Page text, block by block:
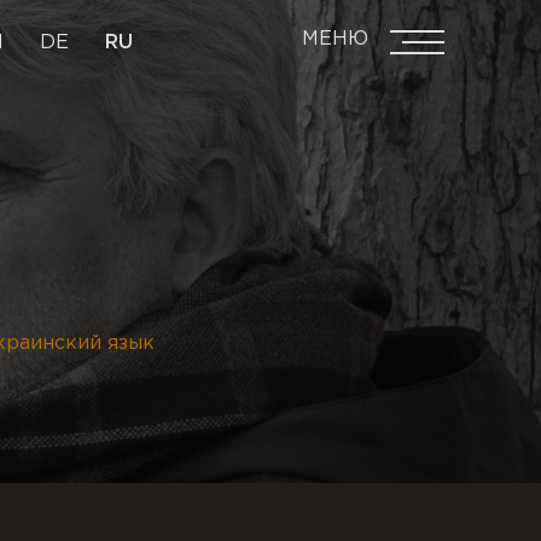
DE RU МЕНЮ
язык